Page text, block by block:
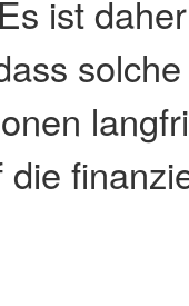
ist
solche